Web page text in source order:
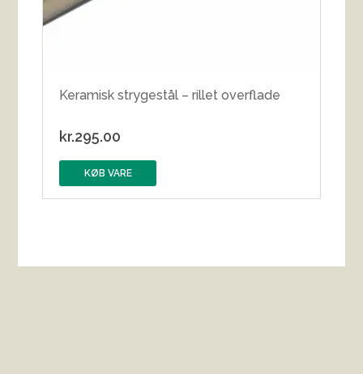
Keramisk strygestål – rillet overflade
kr.295.00
KØB VARE